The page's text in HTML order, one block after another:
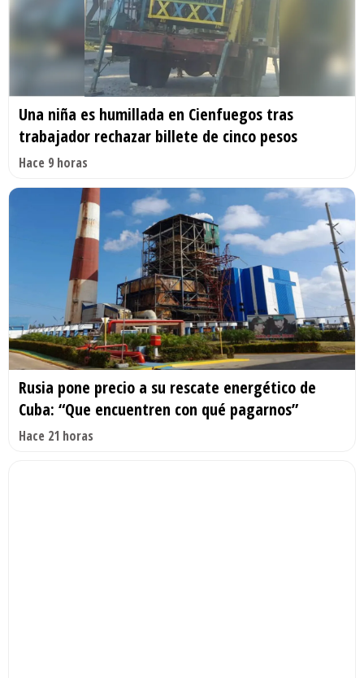
Una niña es humillada en Cienfuegos tras
trabajador rechazar billete de cinco pesos
Hace 9 horas
Rusia pone precio a su rescate energético de
Cuba: “Que encuentren con qué pagarnos”
Hace 21 horas